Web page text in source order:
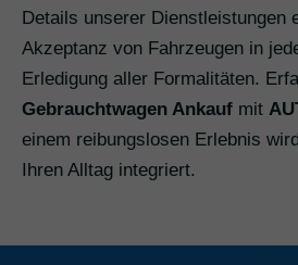
Details unserer Dienstleistungen
Akzeptanz von Fahrzeugen in
Erledigung aller Formalitäten.
Gebrauchtwagen Ankauf mit
einem reibungslosen Erlebnis
Ihren Alltag integriert.